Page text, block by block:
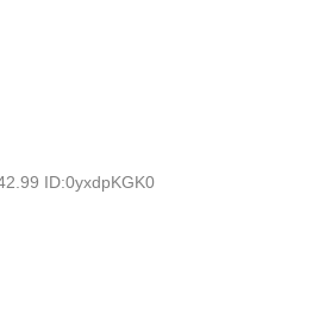
ID:0yxdpKGK0